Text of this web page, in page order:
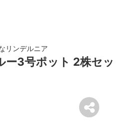
リンデルニア
ー3号ポット 2株セッ